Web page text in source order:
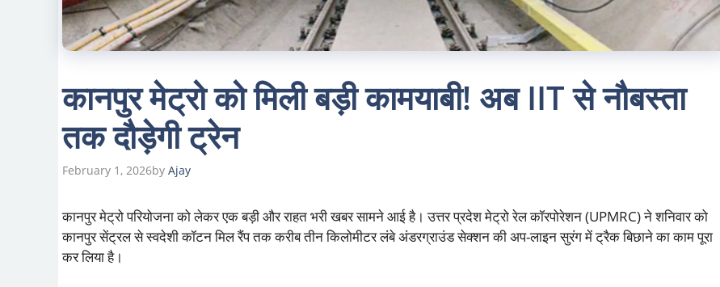
कानपुर मेट्रो को मिली बड़ी कामयाबी! अब IIT से नौबस्ता
तक दौड़ेगी ट्रेन
February 1, 2026by Ajay
कानपुर मेट्रो परियोजना को लेकर एक बड़ी और राहत भरी खबर सामने आई है। उत्तर प्रदेश मेट्रो रेल कॉरपोरेशन (UPMRC) ने शनिवार को
कानपुर सेंट्रल से स्वदेशी कॉटन मिल रैंप तक करीब तीन किलोमीटर लंबे अंडरग्राउंड सेक्शन की अप-लाइन सुरंग में ट्रैक बिछाने का काम पूरा
कर लिया है।